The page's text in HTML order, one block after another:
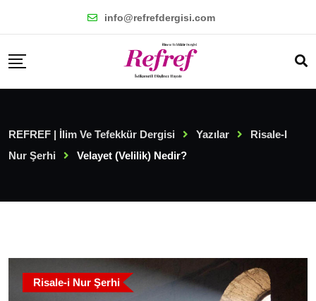
content
info@refrefdergisi.com
REFREF | İlim Ve Tefekkür Dergisi Yazılar
Risale-I
Nur Şerhi
Velayet (Velilik) Nedir?
Risale-i Nur Şerhi